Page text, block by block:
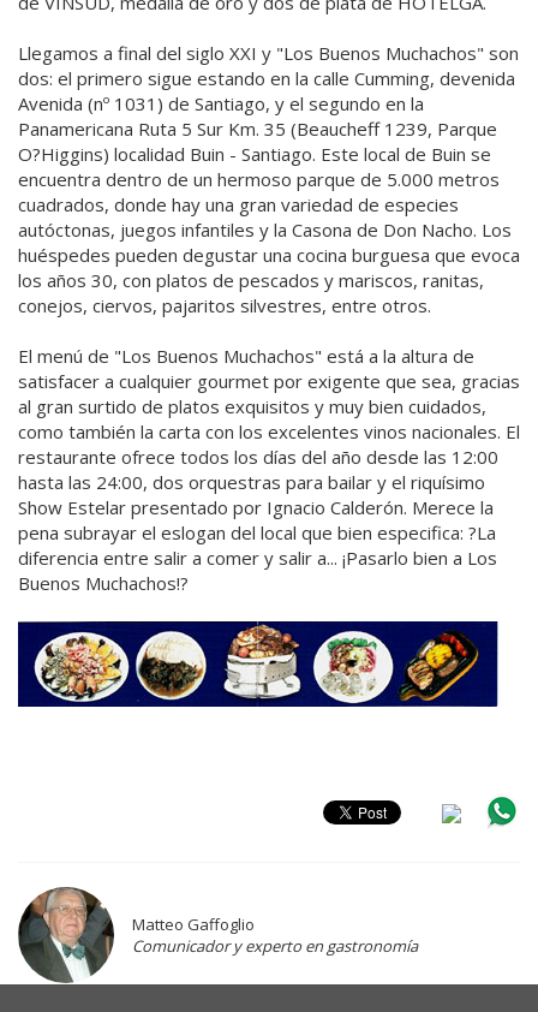
Llegamos a final del siglo XXI y "Los Buenos Muchachos" son
dos: el primero sigue estando en la calle Cumming, devenida
Avenida (nº 1031) de Santiago, y el segundo en la
Panamericana Ruta 5 Sur Km. 35 (Beaucheff 1239, Parque
O?Higgins) localidad Buin - Santiago. Este local de Buin se
encuentra dentro de un hermoso parque de 5.000 metros
cuadrados, donde hay una gran variedad de especies
autóctonas, juegos infantiles y la Casona de Don Nacho. Los
huéspedes pueden degustar una cocina burguesa que evoca
los años 30, con platos de pescados y mariscos, ranitas,
conejos, ciervos, pajaritos silvestres, entre otros.
El menú de "Los Buenos Muchachos" está a la altura de
satisfacer a cualquier gourmet por exigente que sea, gracias
al gran surtido de platos exquisitos y muy bien cuidados,
como también la carta con los excelentes vinos nacionales. El
restaurante ofrece todos los días del año desde las 12:00
hasta las 24:00, dos orquestras para bailar y el riquísimo
Show Estelar presentado por Ignacio Calderón. Merece la
pena subrayar el eslogan del local que bien especifica: ?La
diferencia entre salir a comer y salir a... ¡Pasarlo bien a Los
Buenos Muchachos!?
Matteo Gaffoglio
Comunicador y experto en gastronomía